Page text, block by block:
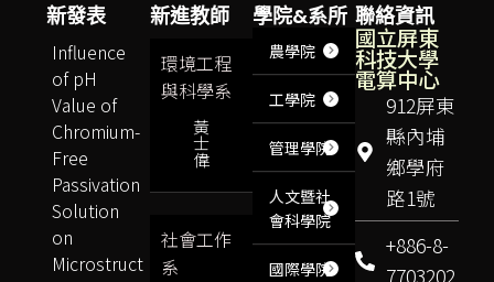
聯絡資訊
國立屏東
科技大學
電算中心
912屏東
縣內埔
鄉學府
路1號
+886-8-
7703202
學院&系所
農學院
工學院
管理學院
人文暨社
會科學院
國際學院
新進教師
環境工程
與科學系
黃
士
偉
社會工作
系
新發表
Influence
of pH
Value of
Chromium-
Free
Passivation
Solution
on
Microstruct